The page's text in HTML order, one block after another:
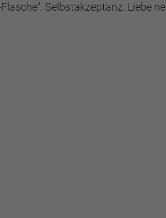
Selbstakzeptanz. Liebe